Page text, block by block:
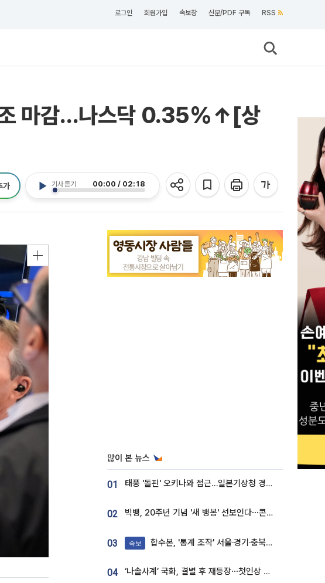
로그인 회원가입 속보창 신문/PDF 구독 RSS
조 마감…나스닥 0.35%↑[상
기사 듣기 00:00 / 02:18
가
많이 본 뉴스
01 태풍 '돌핀' 오키나와 접근…일본기상청 경로 업데이트
02 빅뱅, 20주년 기념 '새 뱅봉' 선보인다⋯콘서트 앞두고 팝업 개최
03 속보 합수본, '통계 조작' 서울·경기·충북 선관위 등 추가 압수수색
04 ‘나솔사계’ 국화, 결별 후 재등장⋯첫인상 투표 휩쓸고 ‘인기녀’ 등극